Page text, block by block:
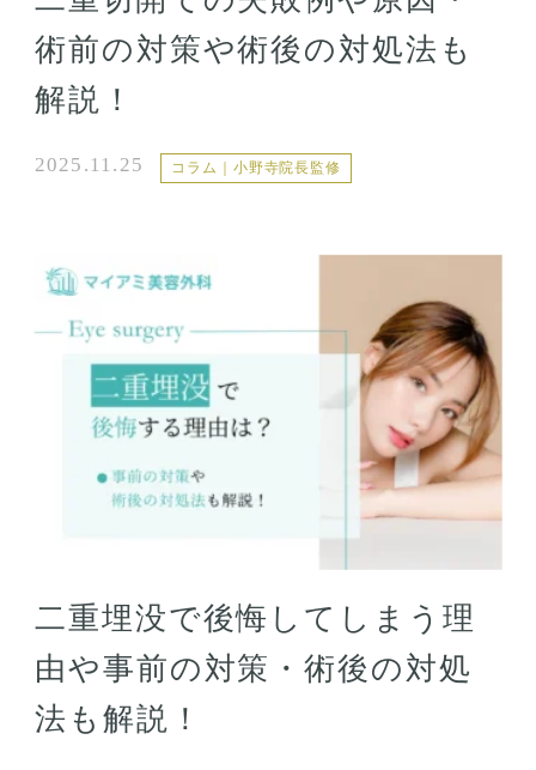
術前の対策や術後の対処法も
解説！
2025.11.25 コラム｜小野寺院長監修
二重埋没で後悔してしまう理
由や事前の対策・術後の対処
法も解説！